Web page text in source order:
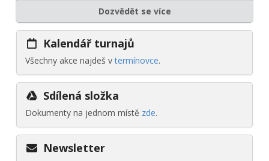
Dozvědět se více
Kalendář turnajů
Všechny akce najdeš vtermínovce.
Sdílená složka
Dokumenty na jednom místě zde.
Newsletter